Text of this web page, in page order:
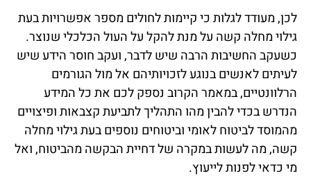
לכן, מעודד לגלות כי קיימות לחולים מספר אפשרויות בעת
גילוי מחלה קשה על מנת להקל על העול הכלכלי שנוצר.
כשעקב החשיבות הרבה שיש לדבר, ועקב חוסר הידע שיש
לעיתים לאנשים בנוגע לזכויותיהם אל מול הגורמים
הרלוונטיים, במאמר הקרוב נספק לכם את כל המידע
הנדרש בכדי להבין מהו התהליך לתביעת קצבאות ופיצויים
מהמוסד לביטוח לאומי וביטוחים נוספים בעת גילוי מחלה
קשה, מה לעשות במקרה של דחיית הבקשה מהביטוח, ואל
מי כדאי לפנות לייעוץ.